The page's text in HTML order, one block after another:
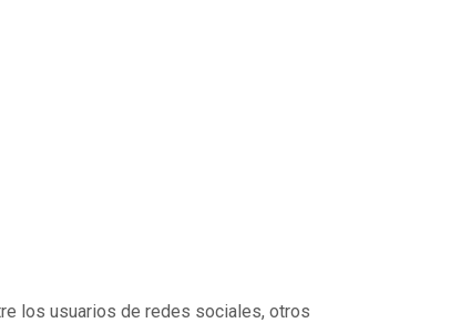
los usuarios de redes sociales, otros